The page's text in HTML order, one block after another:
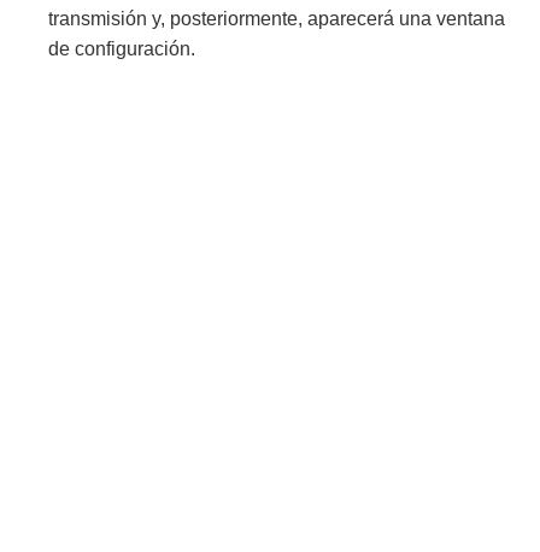
transmisión y, posteriormente, aparecerá una ventana
de configuración.